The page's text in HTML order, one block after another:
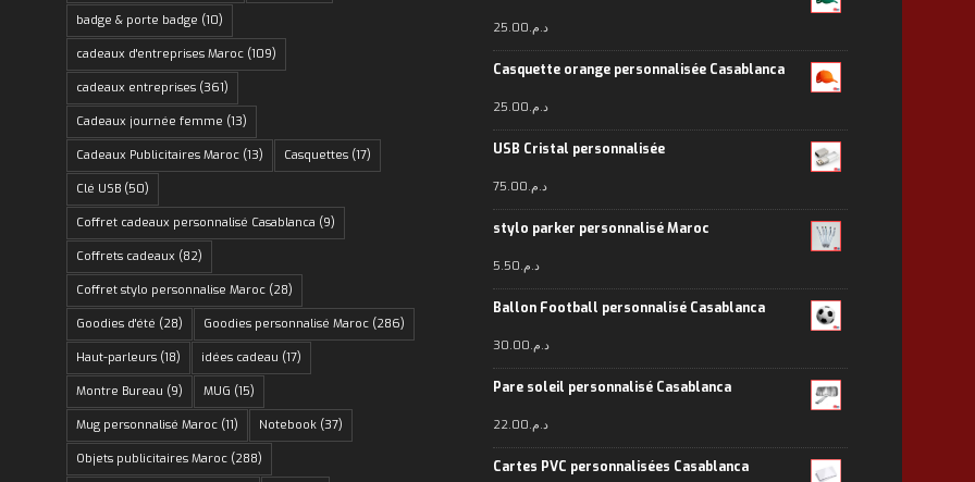
badge & porte badge (10)
cadeaux d'entreprises Maroc (109)
cadeaux entreprises (361)
Cadeaux journée femme (13)
Cadeaux Publicitaires Maroc (13) Casquettes (17)
Clé USB (50)
Coffret cadeaux personnalisé Casablanca (9)
Coffrets cadeaux (82)
Coffret stylo personnalise Maroc (28)
Goodies d'été (28) Goodies personnalisé Maroc (286)
Haut-parleurs (18) idées cadeau (17)
Montre Bureau (9) MUG (15)
Mug personnalisé Maroc (11) Notebook (37)
Objets publicitaires Maroc (288)
د.م.25.00
Casquette orange personnalisée Casablanca
د.م.25.00
USB Cristal personnalisée
د.م.75.00
stylo parker personnalisé Maroc
د.م.5.50
Ballon Football personnalisé Casablanca
د.م.30.00
Pare soleil personnalisé Casablanca
د.م.22.00
Cartes PVC personnalisées Casablanca